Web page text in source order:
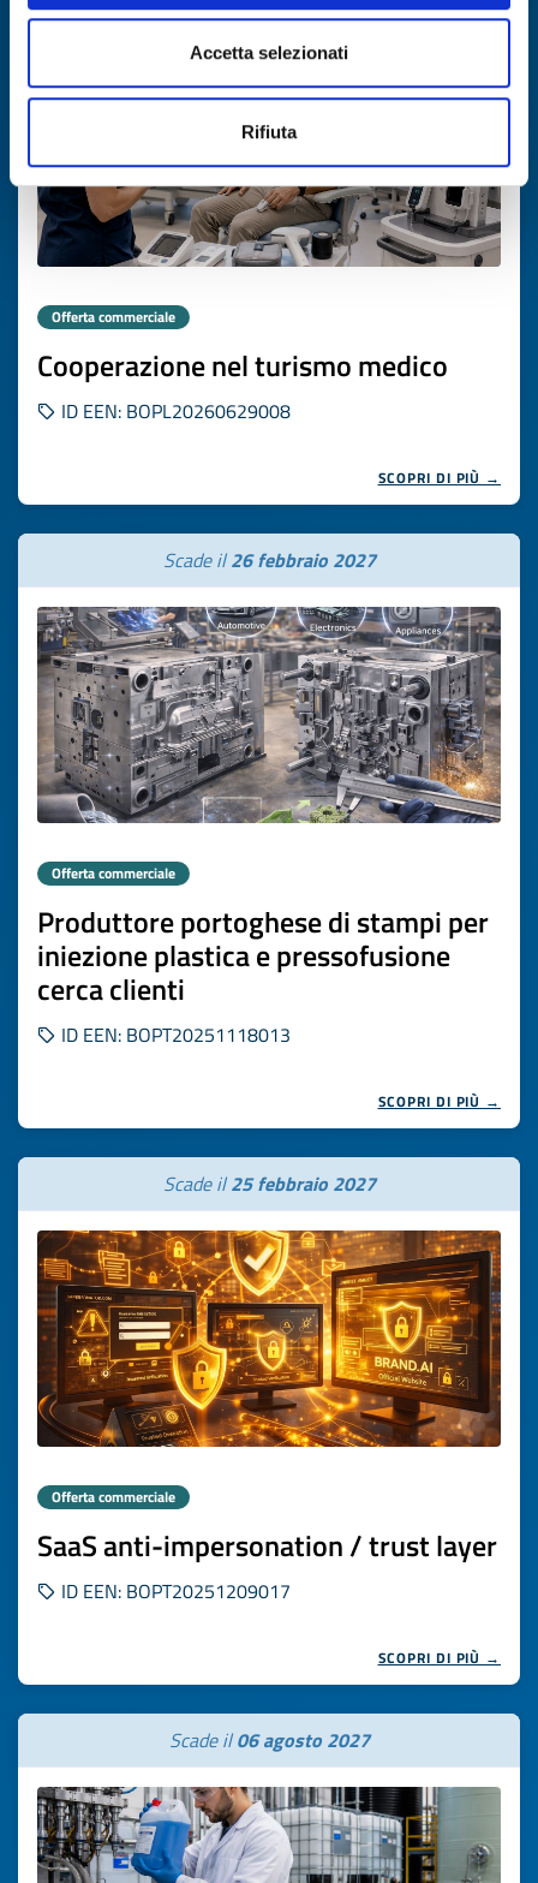
Accetta selezionati
Rifiuta
Offerta commerciale
Cooperazione nel turismo medico
ID EEN: BOPL20260629008
SCOPRI DI PIÙ →
Scade il26 febbraio 2027
Offerta commerciale
Produttore portoghese di stampi per
iniezione plastica e pressofusione
cerca clienti
ID EEN: BOPT20251118013
SCOPRI DI PIÙ →
Scade il25 febbraio 2027
Offerta commerciale
SaaS anti-impersonation / trust layer
ID EEN: BOPT20251209017
SCOPRI DI PIÙ →
Scade il06 agosto 2027